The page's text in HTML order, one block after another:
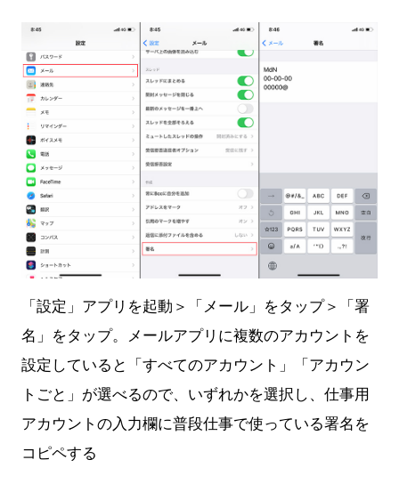
「設定」アプリを起動＞「メール」をタップ＞「署
名」をタップ。メールアプリに複数のアカウントを
設定していると「すべてのアカウント」「アカウン
トごと」が選べるので、いずれかを選択し、仕事用
アカウントの入力欄に普段仕事で使っている署名を
コピペする